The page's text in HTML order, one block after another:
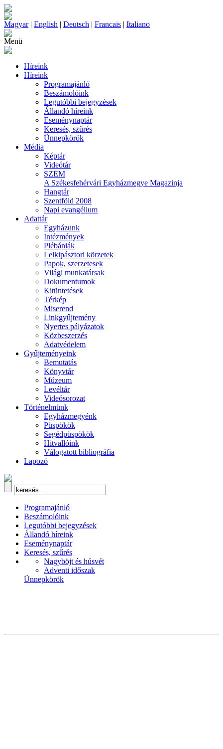
Magyar| English | Deutsch | Francais | Italiano
Menü
Híreink
Híreink
Programajánló
Beszámolóink
Legutóbbi bejegyzések
Állandó híreink
Eseménynaptár
Keresés, szűrés
Ünnepkörök
Média
Képtár
Videótár
SZEM
A Székesfehérvári Egyházmegye Magazinja
Hangtár
Szentföld 2008
Napi evangélium
Adattár
Egyházunk
Intézmények
Plébániák
Lelkipásztori körzetek
Papok, szerzetesek
Világi munkatársak
Dokumentumok
Kitüntetések
Térkép
Miserend
Linkgyűjtemény
Nyertes pályázatok
Közbeszerzés
Adatvédelem
Gyűjteményeink
Bemutatás
Könyvtár
Múzeum
Levéltár
Videósorozat
Történelmünk
Egyházmegyénk
Püspökök
Segédpüspökök
Hitvallóink
Válogatott bibliográfia
Lapozó
Programajánló
Beszámolóink
Legutóbbi bejegyzések
Állandó híreink
Eseménynaptár
Keresés, szűrés
Nagyböjt és húsvét
Adventi időszak
Ünnepkörök